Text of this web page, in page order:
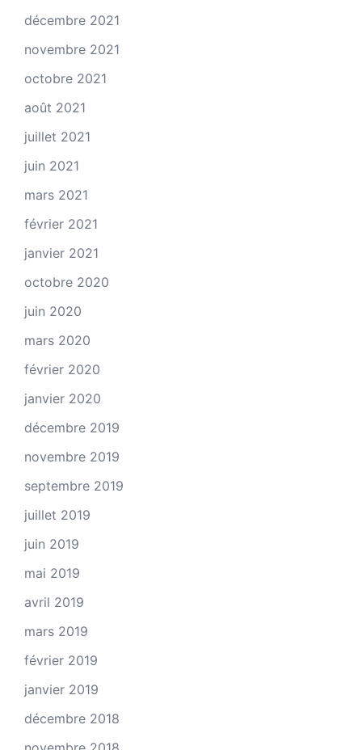
décembre 2021
novembre 2021
octobre 2021
août 2021
juillet 2021
juin 2021
mars 2021
février 2021
janvier 2021
octobre 2020
juin 2020
mars 2020
février 2020
janvier 2020
décembre 2019
novembre 2019
septembre 2019
juillet 2019
juin 2019
mai 2019
avril 2019
mars 2019
février 2019
janvier 2019
décembre 2018